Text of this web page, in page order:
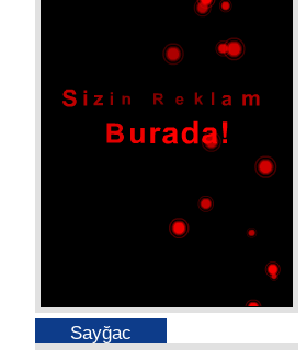
Sayğac